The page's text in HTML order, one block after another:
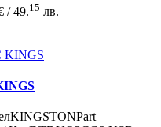
/ 49.15 лв.